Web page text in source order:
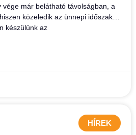
vége már belátható távolságban, a
közeledik az ünnepi időszak…
készülünk az
HÍREK